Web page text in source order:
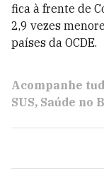
fica à frente de
2,9 vezes
países da OCDE.
Acompanhe
SUS Saúde no